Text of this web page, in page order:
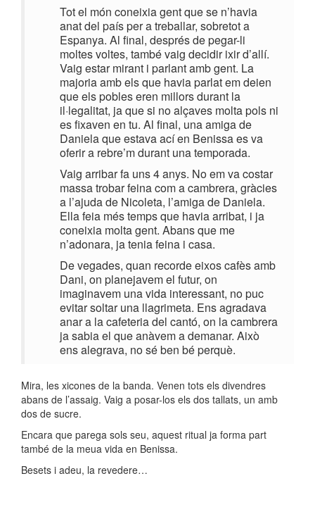
Tot el món coneixia gent que se n’havia
anat del país per a treballar, sobretot a
Espanya. Al final, després de pegar-li
moltes voltes, també vaig decidir ixir d’allí.
Vaig estar mirant i parlant amb gent. La
majoria amb els que havia parlat em deien
que els pobles eren millors durant la
il·legalitat, ja que si no alçaves molta pols ni
es fixaven en tu. Al final, una amiga de
Daniela que estava ací en Benissa es va
oferir a rebre’m durant una temporada.
Vaig arribar fa uns 4 anys. No em va costar
massa trobar feina com a cambrera, gràcies
a l’ajuda de Nicoleta, l’amiga de Daniela.
Ella feia més temps que havia arribat, i ja
coneixia molta gent. Abans que me
n’adonara, ja tenia feina i casa.
De vegades, quan recorde eixos cafès amb
Dani, on planejavem el futur, on
imaginavem una vida interessant, no puc
evitar soltar una llagrimeta. Ens agradava
anar a la cafeteria del cantó, on la cambrera
ja sabia el que anàvem a demanar. Això
ens alegrava, no sé ben bé perquè.
Mira, les xicones de la banda. Venen tots els divendres
abans de l’assaig. Vaig a posar-los els dos tallats, un amb
dos de sucre.
Encara que parega sols seu, aquest ritual ja forma part
també de la meua vida en Benissa.
Besets i adeu, la revedere…